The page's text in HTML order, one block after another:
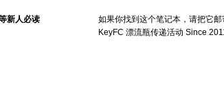
新人必读
如果你找到这个笔记本，请把它
KeyFC 漂流瓶传递活动 Since